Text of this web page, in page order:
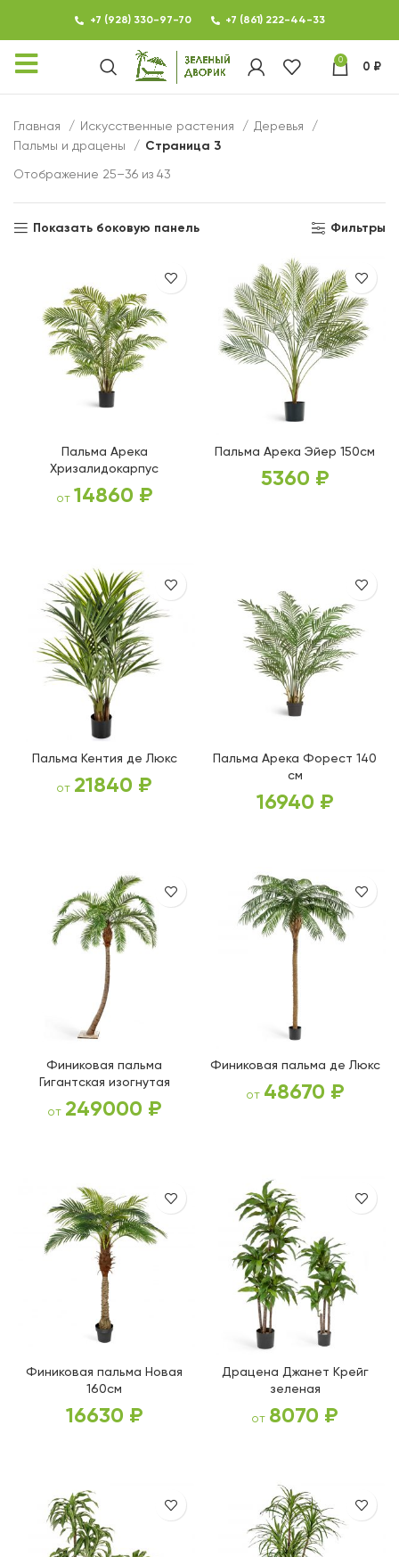
+7 (928) 330-97-70 +7 (861) 222-44-33
0
0 ₽
Главная Искусственные растения
Деревья
Пальмы и драцены
Страница 3
Отображение 25–36 из 43
Показать боковую панель Фильтры
Пальма Арека
Хризалидокарпус
от 14860 ₽
Пальма Арека Эйер 150см
5360 ₽
Пальма Кентия де Люкс
от 21840 ₽
Пальма Арека Форест 140
см
16940 ₽
Финиковая пальма
Гигантская изогнутая
от 249000 ₽
Финиковая пальма де Люкс
от 48670 ₽
Финиковая пальма Новая
160см
16630 ₽
Драцена Джанет Крейг
зеленая
от 8070 ₽
ФОТОГАЛЕРЕЯ
КОНТАКТЫ